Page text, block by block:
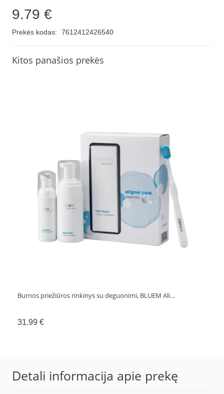
9.79 €
Prekės kodas: 7612412426540
Kitos panašios prekės
Burnos priežiūros rinkinys su deguonimi, BLUEM Ali…
31.99 €
Detali informacija apie prekę